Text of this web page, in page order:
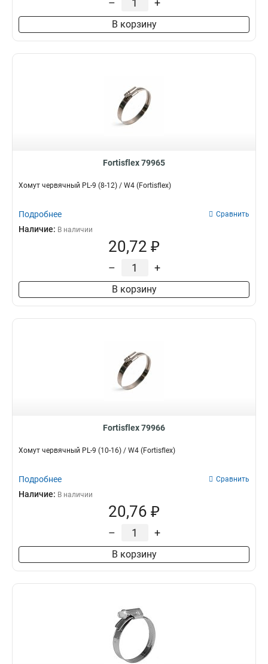
– +
В корзину
Fortisflex 79965
Хомут червячный PL-9 (8-12) / W4 (Fortisflex)
Подробнее Сравнить
Наличие: В наличии
20,72 ₽
– +
В корзину
Fortisflex 79966
Хомут червячный PL-9 (10-16) / W4 (Fortisflex)
Подробнее Сравнить
Наличие: В наличии
20,76 ₽
– +
В корзину